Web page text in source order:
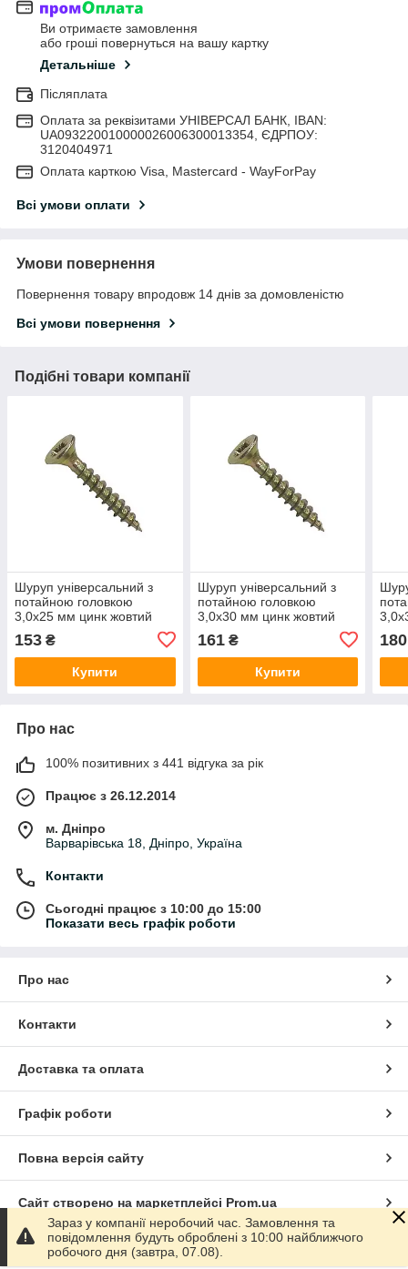
Ви отримаєте замовлення
або гроші повернуться на вашу картку
Детальніше
Післяплата
Оплата за реквізитами УНІВЕРСАЛ БАНК, IBAN:
UA093220010000026006300013354, ЄДРПОУ:
3120404971
Оплата карткою Visa, Mastercard - WayForPay
Всі умови оплати
Умови повернення
Повернення товару впродовж 14 днів за домовленістю
Всі умови повернення
Подібні товари компанії
Шуруп універсальний з
потайною головкою
3,0х25 мм цинк жовтий
153 ₴
Купити
Шуруп універсальний з
потайною головкою
3,0х30 мм цинк жовтий
161₴
Купити
180
Про нас
100% позитивних з 441 відгука за рік
Працює з 26.12.2014
м. Дніпро
Варварівська 18, Дніпро, Україна
Контакти
Сьогодні працює з 10:00 до 15:00
Показати весь графік роботи
Про нас
Контакти
Доставка та оплата
Графік роботи
Повна версія сайту
Сайт створено на маркетплейсі Prom.ua
Політика конфіденційності
Зараз у компанії неробочий час. Замовлення та
повідомлення будуть оброблені з 10:00 найближчого
робочого дня (завтра, 07.08).